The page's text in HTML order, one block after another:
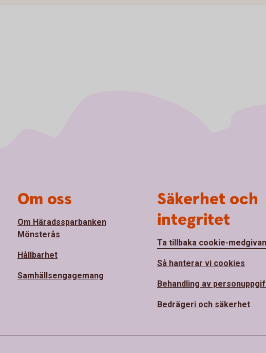
Om oss
Om Häradssparbanken
Mönsterås
Hållbarhet
Samhällsengagemang
Säkerhet och
integritet
Ta tillbaka cookie-
Så hanterar vi cookies
Behandling av
Bedrägeri och säkerhet